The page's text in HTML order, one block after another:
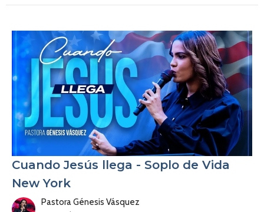
Cuando Jesús llega - Soplo de Vida
New York
Pastora Génesis Vásquez